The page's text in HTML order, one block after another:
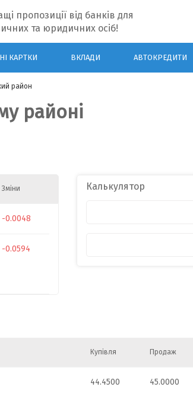
пропозиції від банків для
та юридичних осіб!
КАРТКИ ВКЛАДИ АВТОКРЕДИТИ
район
районі
Зміни
-0.0048
-0.0594
Калькулятор
Купівля Продаж
44.4500 45.0000